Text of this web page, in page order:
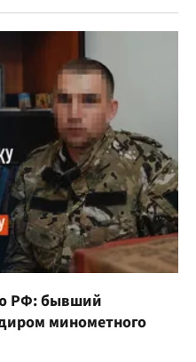
РФ: бывший
минометного